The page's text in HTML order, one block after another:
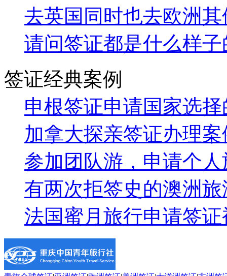
去英国同时也去欧洲
请问签证都是什么样子
签证经典案例
申根签证申请国家选
加拿大探亲签证办理案
参加团队游，申请个
有两次拒签史的澳洲
法国蜜月旅行申请签